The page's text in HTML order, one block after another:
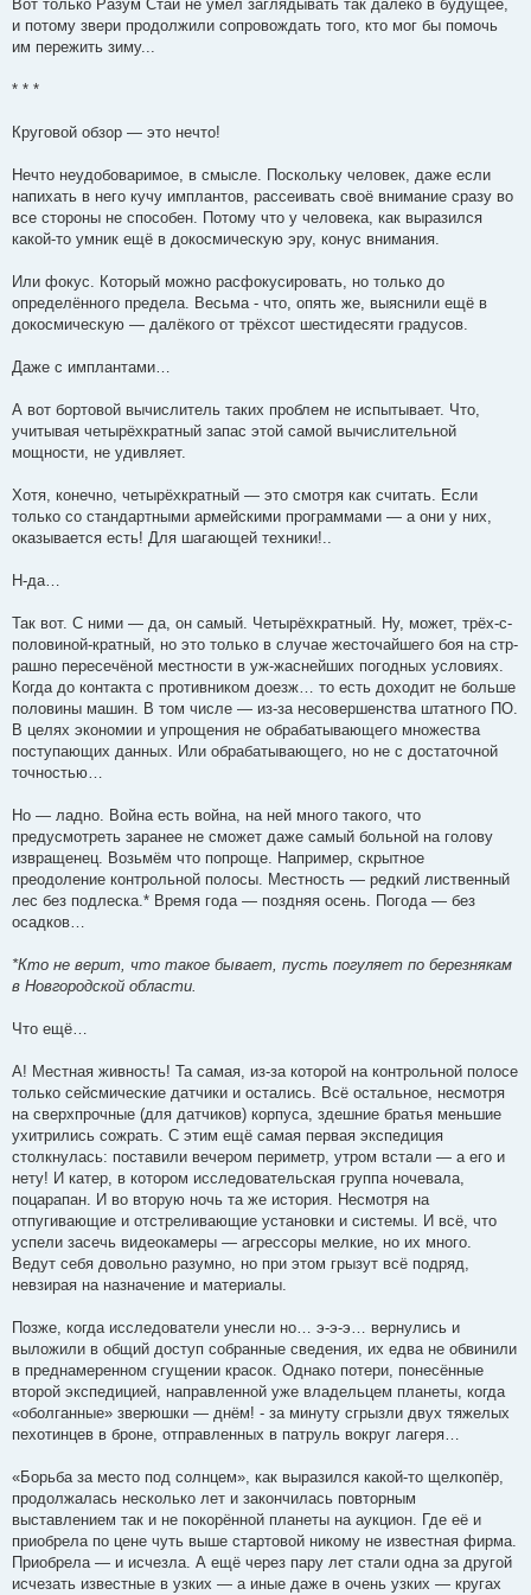
Вот только Разум Стаи не умел заглядывать так далеко в будущее,
и потому звери продолжили сопровождать того, кто мог бы помочь
им пережить зиму...
* * *
Круговой обзор — это нечто!
Нечто неудобоваримое, в смысле. Поскольку человек, даже если
напихать в него кучу имплантов, рассеивать своё внимание сразу во
все стороны не способен. Потому что у человека, как выразился
какой-то умник ещё в докосмическую эру, конус внимания.
Или фокус. Который можно расфокусировать, но только до
определённого предела. Весьма - что, опять же, выяснили ещё в
докосмическую — далёкого от трёхсот шестидесяти градусов.
Даже с имплантами…
А вот бортовой вычислитель таких проблем не испытывает. Что,
учитывая четырёхкратный запас этой самой вычислительной
мощности, не удивляет.
Хотя, конечно, четырёхкратный — это смотря как считать. Если
только со стандартными армейскими программами — а они у них,
оказывается есть! Для шагающей техники!..
Н-да…
Так вот. С ними — да, он самый. Четырёхкратный. Ну, может, трёх-с-
половиной-кратный, но это только в случае жесточайшего боя на стр-
рашно пересечёной местности в уж-жаснейших погодных условиях.
Когда до контакта с противником доезж… то есть доходит не больше
половины машин. В том числе — из-за несовершенства штатного ПО.
В целях экономии и упрощения не обрабатывающего множества
поступающих данных. Или обрабатывающего, но не с достаточной
точностью…
Но — ладно. Война есть война, на ней много такого, что
предусмотреть заранее не сможет даже самый больной на голову
извращенец. Возьмём что попроще. Например, скрытное
преодоление контрольной полосы. Местность — редкий лиственный
лес без подлеска.* Время года — поздняя осень. Погода — без
осадков…
*Кто не верит, что такое бывает, пусть погуляет по березнякам
в Новгородской области.
Что ещё…
А! Местная живность! Та самая, из-за которой на контрольной полосе
только сейсмические датчики и остались. Всё остальное, несмотря
на сверхпрочные (для датчиков) корпуса, здешние братья меньшие
ухитрились сожрать. С этим ещё самая первая экспедиция
столкнулась: поставили вечером периметр, утром встали — а его и
нету! И катер, в котором исследовательская группа ночевала,
поцарапан. И во вторую ночь та же история. Несмотря на
отпугивающие и отстреливающие установки и системы. И всё, что
успели засечь видеокамеры — агрессоры мелкие, но их много.
Ведут себя довольно разумно, но при этом грызут всё подряд,
невзирая на назначение и материалы.
Позже, когда исследователи унесли но… э-э-э… вернулись и
выложили в общий доступ собранные сведения, их едва не обвинили
в преднамеренном сгущении красок. Однако потери, понесённые
второй экспедицией, направленной уже владельцем планеты, когда
«оболганные» зверюшки — днём! - за минуту сгрызли двух тяжелых
пехотинцев в броне, отправленных в патруль вокруг лагеря…
«Борьба за место под солнцем», как выразился какой-то щелкопёр,
продолжалась несколько лет и закончилась повторным
выставлением так и не покорённой планеты на аукцион. Где её и
приобрела по цене чуть выше стартовой никому не известная фирма.
Приобрела — и исчезла. А ещё через пару лет стали одна за другой
исчезать известные в узких — а иные даже в очень узких — кругах